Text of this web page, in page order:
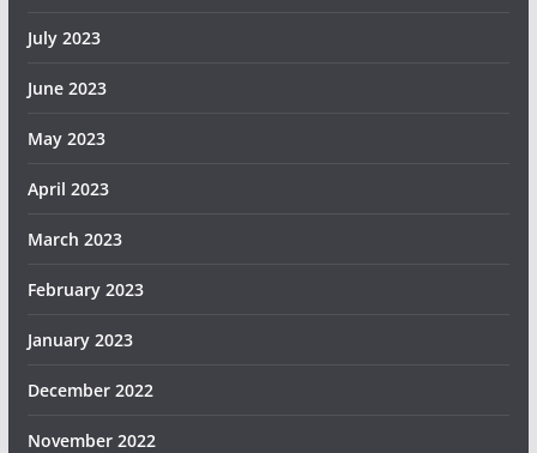
July 2023
June 2023
May 2023
April 2023
March 2023
February 2023
January 2023
December 2022
November 2022